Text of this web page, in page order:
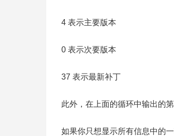
4 表示主要版本
0 表示次要版本
37 表示最新补丁
此外，在上面的循环中输出的
如果你只想显示所有信息中的